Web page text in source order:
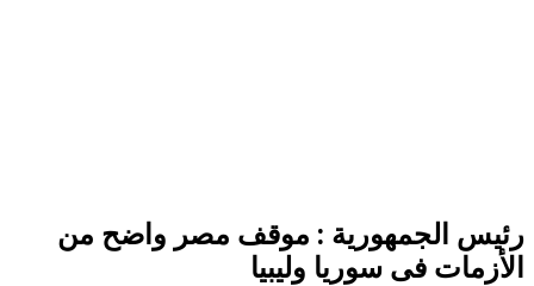
رئيس الجمهورية : موقف مصر واضح من
الأزمات فى سوريا وليبيا